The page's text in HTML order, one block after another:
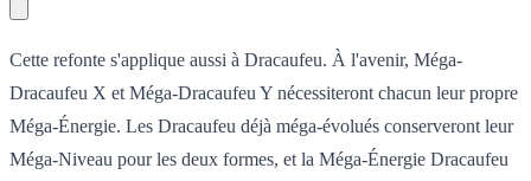
Cette refonte s'applique aussi à Dracaufeu. À l'avenir, Méga-
Dracaufeu X et Méga-Dracaufeu Y nécessiteront chacun leur propre
Méga-Énergie. Les Dracaufeu déjà méga-évolués conserveront leur
Méga-Niveau pour les deux formes, et la Méga-Énergie Dracaufeu